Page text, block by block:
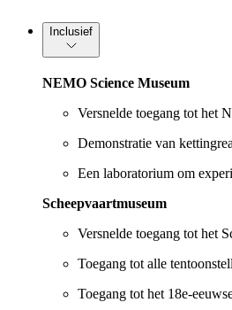
Inclusief
NEMO Science Museum
Versnelde toegang tot het
Demonstratie van
Een laboratorium om
Scheepvaartmuseum
Versnelde toegang tot het
Toegang tot alle
Toegang tot het 18e-